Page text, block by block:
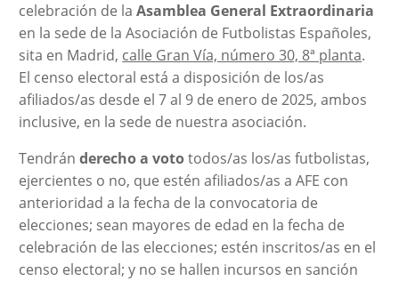
celebración de laAsamblea General Extraordinaria
en la sede de la Asociación de Futbolistas Españoles,
sita en Madrid, calle Gran Vía, número 30, 8ª planta.
El censo electoral está a disposición de los/as
afiliados/as desde el 7 al 9 de enero de 2025, ambos
inclusive, en la sede de nuestra asociación.
Tendránderecho a vototodos/as los/as futbolistas,
ejercientes o no, que estén afiliados/as a AFE con
anterioridad a la fecha de la convocatoria de
elecciones; sean mayores de edad en la fecha de
celebración de las elecciones; estén inscritos/as en el
censo electoral; y no se hallen incursos en sanción